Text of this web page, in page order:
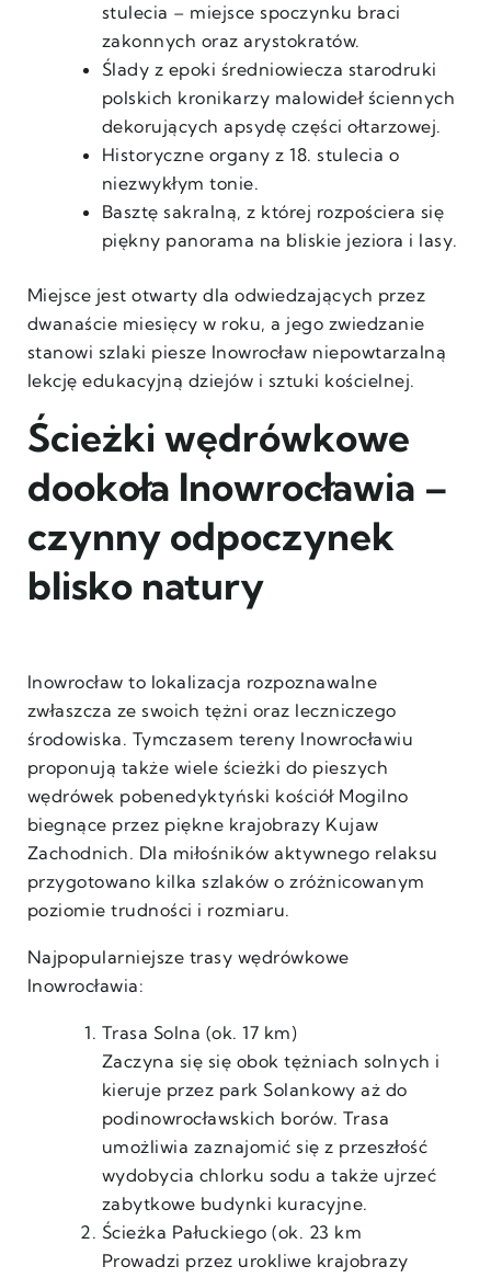
stulecia – miejsce spoczynku braci
zakonnych oraz arystokratów.
Ślady z epoki średniowiecza starodruki
polskich kronikarzy malowideł ściennych
dekorujących apsydę części ołtarzowej.
Historyczne organy z 18. stulecia o
niezwykłym tonie.
Basztę sakralną, z której rozpościera się
piękny panorama na bliskie jeziora i lasy.
Miejsce jest otwarty dla odwiedzających przez
dwanaście miesięcy w roku, a jego zwiedzanie
stanowi szlaki piesze Inowrocław niepowtarzalną
lekcję edukacyjną dziejów i sztuki kościelnej.
Ścieżki wędrówkowe
dookoła Inowrocławia –
czynny odpoczynek
blisko natury
Inowrocław to lokalizacja rozpoznawalne
zwłaszcza ze swoich tężni oraz leczniczego
środowiska. Tymczasem tereny Inowrocławiu
proponują także wiele ścieżki do pieszych
wędrówek pobenedyktyński kościół Mogilno
biegnące przez piękne krajobrazy Kujaw
Zachodnich. Dla miłośników aktywnego relaksu
przygotowano kilka szlaków o zróżnicowanym
poziomie trudności i rozmiaru.
Najpopularniejsze trasy wędrówkowe
Inowrocławia:
Trasa Solna (ok. 17 km)
Zaczyna się się obok tężniach solnych i
kieruje przez park Solankowy aż do
podinowrocławskich borów. Trasa
umożliwia zaznajomić się z przeszłość
wydobycia chlorku sodu a także ujrzeć
zabytkowe budynki kuracyjne.
Ścieżka Pałuckiego (ok. 23 km
Prowadzi przez urokliwe krajobrazy